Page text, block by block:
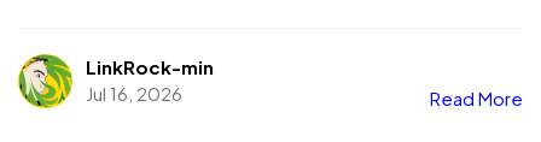
LinkRock-min
Jul 16, 2026
Read More